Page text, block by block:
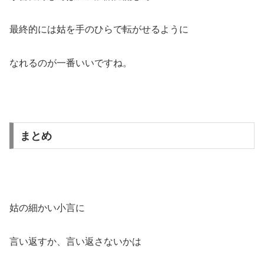
最終的には姑を手のひらで転がせるように
なれるのが一番いいですね。
まとめ
姑の細かい小言に
言い返すか、言い返さないかは